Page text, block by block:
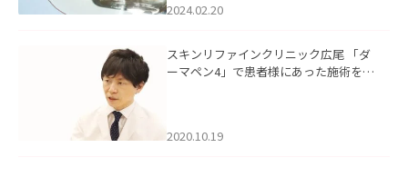
2024.02.20
スキンリファインクリニック広尾 「ダ
ーマペン4」で患者様にあった施術をご
2020.10.19